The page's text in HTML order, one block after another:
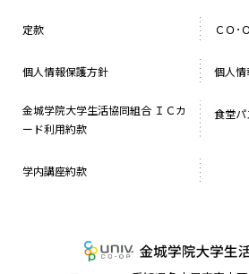
定款 ＣＯ･
個人情報保護方針 個人情
金城学院大学生活協同組合 ＩＣカ
ード利用約款
食堂
学内講座約款